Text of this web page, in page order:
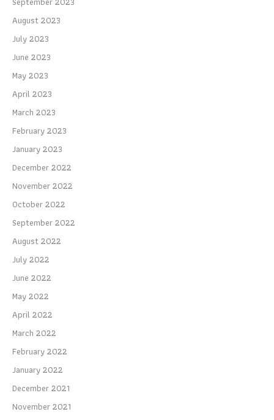
August 2023
July 2023
June 2023
May 2023
April 2023
March 2023
February 2023
January 2023
December 2022
November 2022
October 2022
September 2022
August 2022
July 2022
June 2022
May 2022
April 2022
March 2022
February 2022
January 2022
December 2021
November 2021